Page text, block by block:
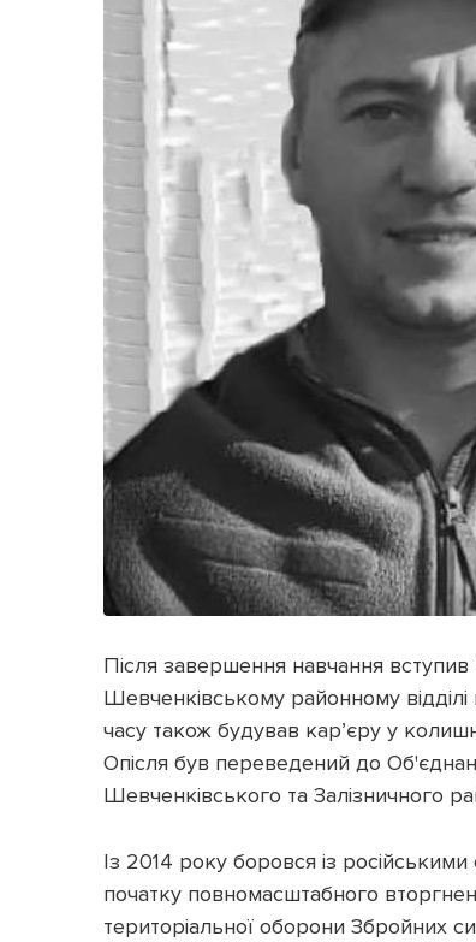
Після завершення навчання
Шевченківському районному відділі
часу також будував кар’єру у
Опісля був переведений до
Шевченківського та Залізничного
Із 2014 року боровся із
початку повномасштабного
територіальної оборони Збройних